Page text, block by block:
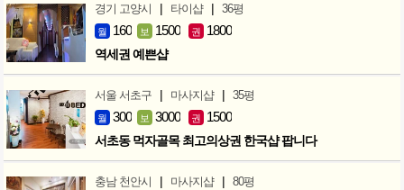
경기 고양시 | 타이샵 | 36평
월 160 보 1500 권 1800
역세권 예쁜샵
서울 서초구 | 마사지샵 | 35평
월 300 보 3000 권 1500
서초동 먹자골목 최고의상권 한국샵 팝니다
충남 천안시 | 마사지샵 | 80평